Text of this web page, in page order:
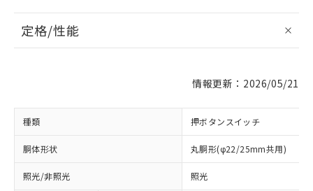
定格/性能
情報更新：2026/05/21
種類 押ボタンスイッチ
胴体形状 丸胴形(φ22/25mm共用)
照光/非照光 照光